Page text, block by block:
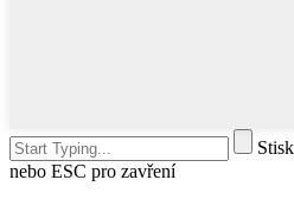
nebo ESC pro zavření